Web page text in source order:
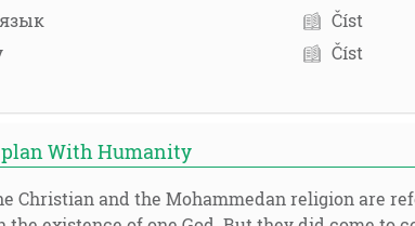
Číst
Číst
plan With Humanity
Christian and the Mohammedan religion are